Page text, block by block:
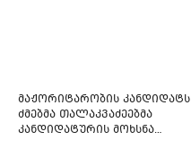
მაჟორიტარობის კანდიდატს
ძმებმა თალაკვაძეებმა
კანდიდატურის მოხსნა